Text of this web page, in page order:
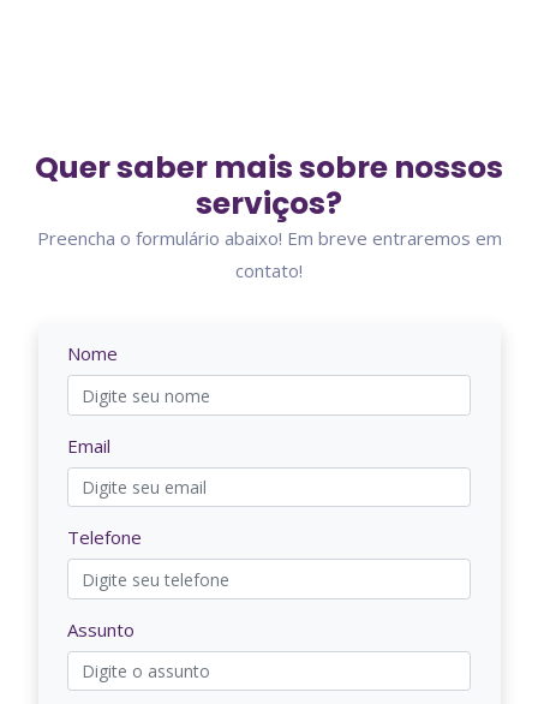
Quer saber mais sobre nossos
serviços?
Preencha o formulário abaixo! Em breve entraremos em
contato!
Nome
Email
Telefone
Assunto